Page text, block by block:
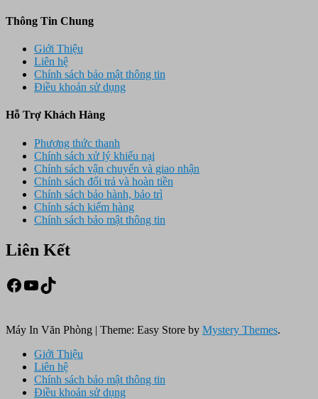
Thông Tin Chung
Giới Thiệu
Liên hệ
Chính sách bảo mật thông tin
Điều khoản sử dụng
Hỗ Trợ Khách Hàng
Phương thức thanh
Chính sách xử lý khiếu nại
Chính sách vận chuyển và giao nhận
Chính sách đổi trả và hoàn tiền
Chính sách bảo hành, bảo trì
Chính sách kiểm hàng
Chính sách bảo mật thông tin
Liên Kết
Facebook
Youtube
TikTok
Máy In Văn Phòng | Theme: Easy Store by Mystery Themes.
Giới Thiệu
Liên hệ
Chính sách bảo mật thông tin
Điều khoản sử dụng